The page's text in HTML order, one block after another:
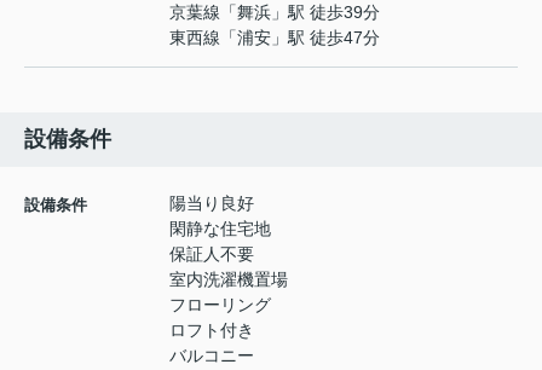
京葉線 「舞浜 」駅 徒歩39分
東西線 「浦安 」駅 徒歩47分
設備条件
設備条件
陽当り良好
閑静な住宅地
保証人不要
室内洗濯機置場
フローリング
ロフト付き
バルコニー